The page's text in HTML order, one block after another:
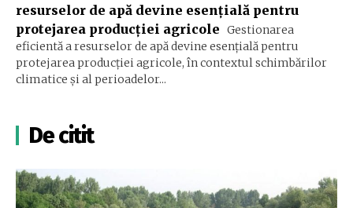
resurselor de apă devine esenţială pentru
protejarea producţiei agricole Gestionarea
eficientă a resurselor de apă devine esenţială pentru
protejarea producţiei agricole, în contextul schimbărilor
climatice şi al perioadelor...
De citit